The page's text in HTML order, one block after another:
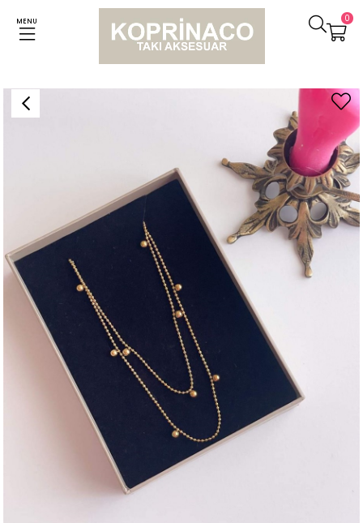
MENU 0
Kolyeler Çelik Topçuklu İkili Birleşik Kombin Kolye (46 Cm)